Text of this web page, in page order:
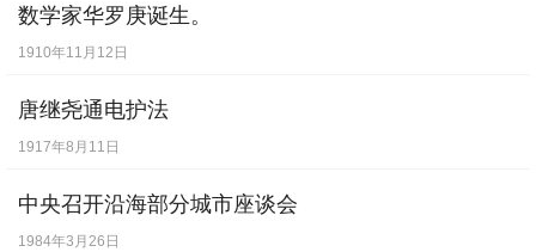
数学家华罗庚诞生。
1910年11月12日
唐继尧通电护法
1917年8月11日
中央召开沿海部分城市座谈会
1984年3月26日